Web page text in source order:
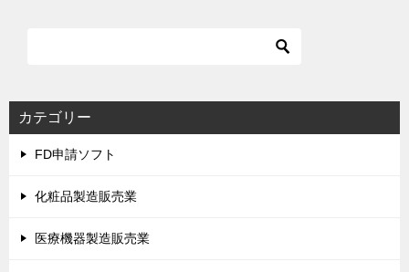
カテゴリー
FD申請ソフト
化粧品製造販売業
医療機器製造販売業